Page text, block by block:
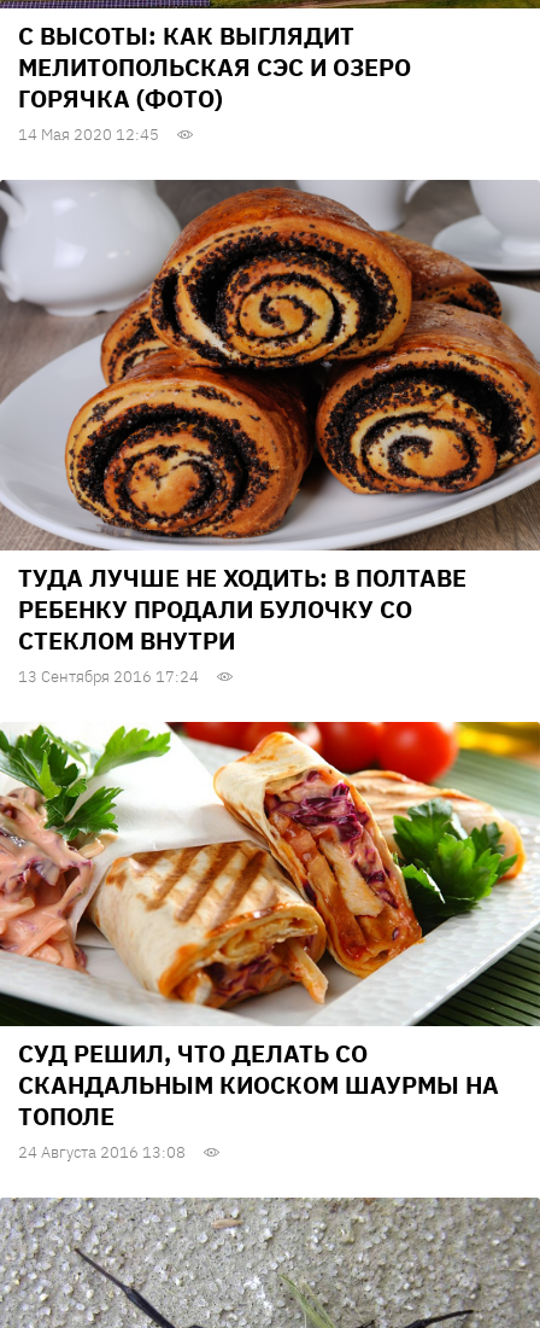
С ВЫСОТЫ: КАК ВЫГЛЯДИТ
МЕЛИТОПОЛЬСКАЯ СЭС И ОЗЕРО
ГОРЯЧКА (ФОТО)
14 Мая 2020 12:45
ТУДА ЛУЧШЕ НЕ ХОДИТЬ: В ПОЛТАВЕ
РЕБЕНКУ ПРОДАЛИ БУЛОЧКУ СО
СТЕКЛОМ ВНУТРИ
13 Сентября 2016 17:24
СУД РЕШИЛ, ЧТО ДЕЛАТЬ СО
СКАНДАЛЬНЫМ КИОСКОМ ШАУРМЫ НА
ТОПОЛЕ
24 Августа 2016 13:08